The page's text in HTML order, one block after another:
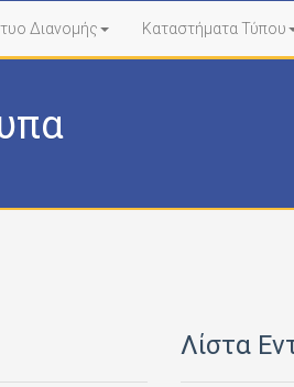
Διανομής Καταστήματα Τύπου
Λίστα